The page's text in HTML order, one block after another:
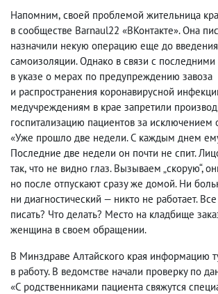
Напомним, своей проблемой жительница
в сообществе Barnaul22 «ВКонтакте». Она
назначили некую операцию еще до
самоизоляции. Однако в связи с
в указе о мерах по предупреждению завоза
и распространения коронавирусной
медучреждениям в крае запретили
госпитализацию пациентов за исключением
«Уже прошло две недели. С каждым днем
Последние две недели он почти не спит.
так, что не видно глаз. Вызываем „скорую“,
но после отпускают сразу же домой. Ни
ни диагностический — никто не работает.
писать? Что делать? Место на кладбище
женщина в своем обращении.
В Минздраве Алтайского края информацию
в работу. В ведомстве начали проверку по
«С родственниками пациента свяжутся